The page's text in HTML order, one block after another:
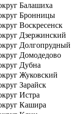
Балашиха
Бронницы
Воскресенск
Дзержинский
Долгопрудный
Домодедово
Дубна
Жуковский
Зарайск
Истра
Кашира